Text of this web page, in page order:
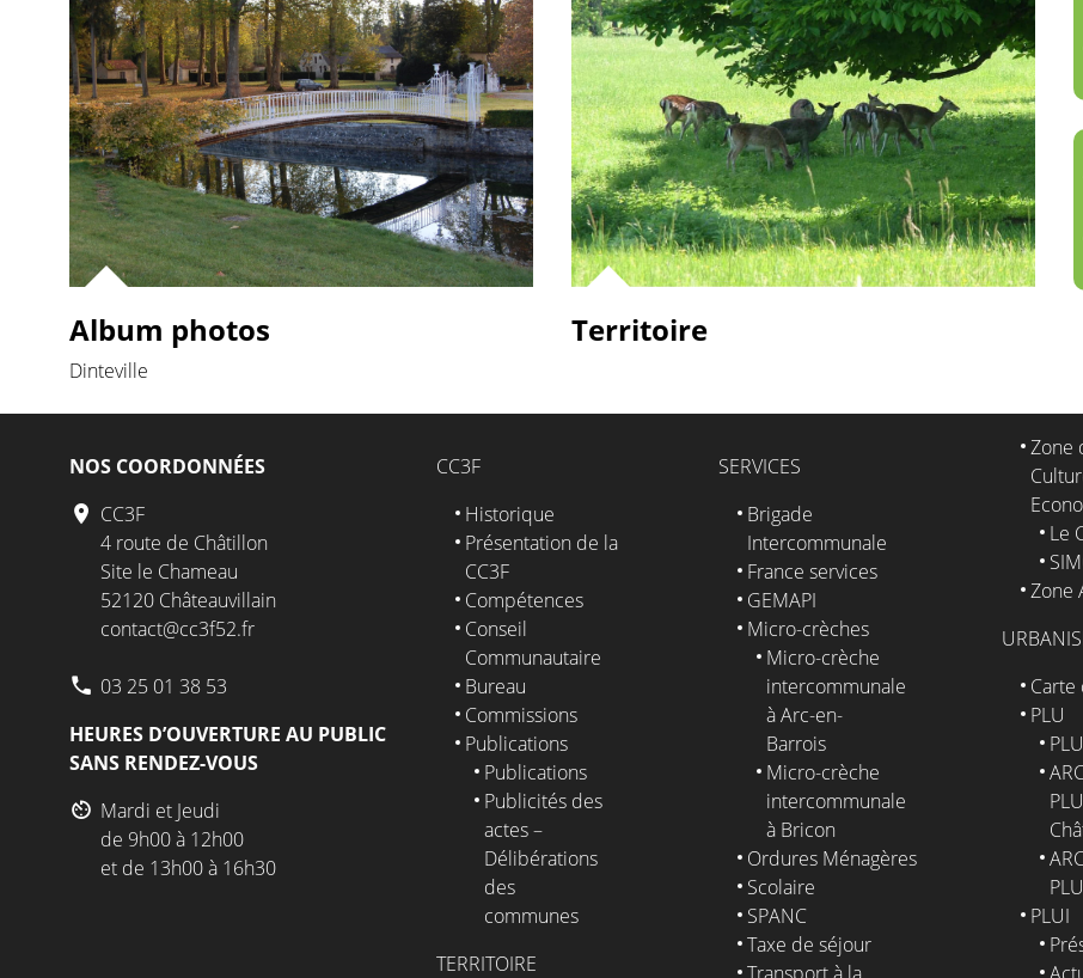
Album photos
Dinteville
Territoire
NOS COORDONNÉES
CC3F
4 route de Châtillon
Site le Chameau
52120 Châteauvillain
contact@cc3f52.fr
03 25 01 38 53
HEURES D’OUVERTURE AU PUBLIC
SANS RENDEZ-VOUS
Mardi et Jeudi
de 9h00 à 12h00
et de 13h00 à 16h30
CC3F
Historique
Présentation de la
CC3F
Compétences
Conseil
Communautaire
Bureau
Commissions
Publications
Publications
Publicités des
actes –
Délibérations
des
communes
TERRITOIRE
SERVICES
Brigade
Intercommunale
France services
GEMAPI
Micro-crèches
Micro-crèche
intercommunale
à Arc-en-
Barrois
Micro-crèche
intercommunale
à Bricon
Ordures Ménagères
Scolaire
SPANC
Taxe de séjour
Zone
Le
Zone
Carte
PLU
PLUI